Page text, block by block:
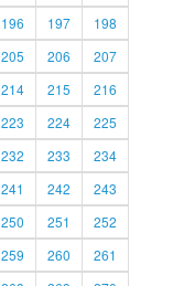
196 197
198
205 206
207
214 215
216
223 224
225
232 233
234
241 242
243
250 251
252
259 260
261